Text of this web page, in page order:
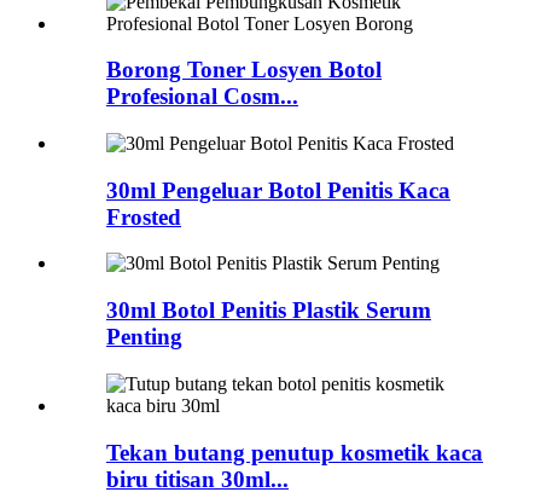
Borong Toner Losyen Botol
Profesional Cosm...
30ml Pengeluar Botol Penitis Kaca
Frosted
30ml Botol Penitis Plastik Serum
Penting
Tekan butang penutup kosmetik kaca
biru titisan 30ml...